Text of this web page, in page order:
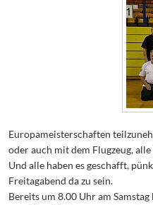
Europameisterschaften
oder auch mit dem Flugzeug,
Und alle haben es geschafft,
Freitagabend da zu sein.
Bereits um 8.00 Uhr am